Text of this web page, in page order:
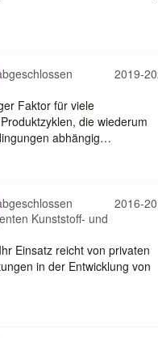
2019-
Faktor für viele
die wiederum
abhängig…
2016-
Kunststoff- und
Einsatz reicht von privaten
in der Entwicklung von